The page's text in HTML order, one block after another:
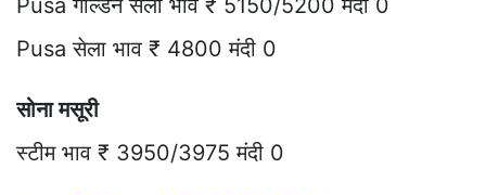
Pusa गोल्डन सेला भाव ₹ 5150/5200 मंदी 0
Pusa सेला भाव ₹ 4800 मंदी 0
सोना मसूरी
स्टीम भाव ₹ 3950/3975 मंदी 0